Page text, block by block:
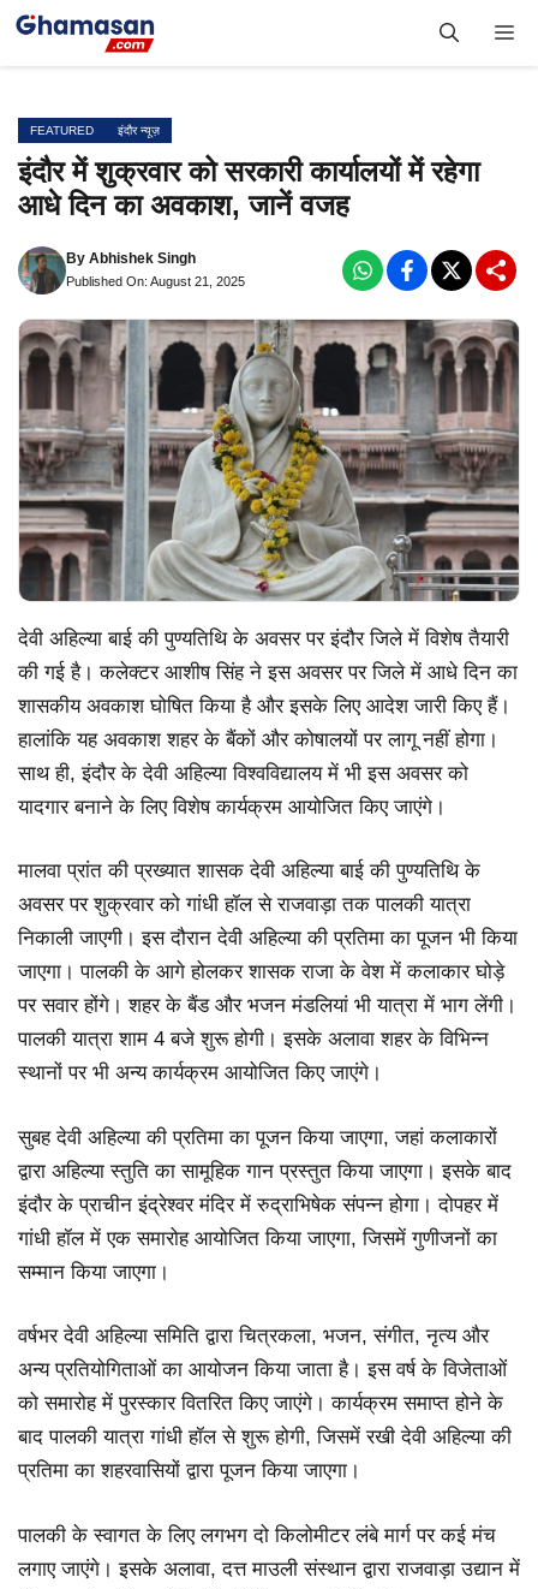
Skip
FEATURED इंदौर न्यूज़
इंदौर में शुक्रवार को सरकारी कार्यालयों में रहेगा
आधे दिन का अवकाश, जानें वजह
By Abhishek Singh
Published On: August 21, 2025
देवी अहिल्या बाई की पुण्यतिथि के अवसर पर इंदौर जिले में विशेष तैयारी
की गई है। कलेक्टर आशीष सिंह ने इस अवसर पर जिले में आधे दिन का
शासकीय अवकाश घोषित किया है और इसके लिए आदेश जारी किए हैं।
हालांकि यह अवकाश शहर के बैंकों और कोषालयों पर लागू नहीं होगा।
साथ ही, इंदौर के देवी अहिल्या विश्वविद्यालय में भी इस अवसर को
यादगार बनाने के लिए विशेष कार्यक्रम आयोजित किए जाएंगे।
मालवा प्रांत की प्रख्यात शासक देवी अहिल्या बाई की पुण्यतिथि के
अवसर पर शुक्रवार को गांधी हॉल से राजवाड़ा तक पालकी यात्रा
निकाली जाएगी। इस दौरान देवी अहिल्या की प्रतिमा का पूजन भी किया
जाएगा। पालकी के आगे होलकर शासक राजा के वेश में कलाकार घोड़े
पर सवार होंगे। शहर के बैंड और भजन मंडलियां भी यात्रा में भाग लेंगी।
पालकी यात्रा शाम 4 बजे शुरू होगी। इसके अलावा शहर के विभिन्न
स्थानों पर भी अन्य कार्यक्रम आयोजित किए जाएंगे।
सुबह देवी अहिल्या की प्रतिमा का पूजन किया जाएगा, जहां कलाकारों
द्वारा अहिल्या स्तुति का सामूहिक गान प्रस्तुत किया जाएगा। इसके बाद
इंदौर के प्राचीन इंद्रेश्वर मंदिर में रुद्राभिषेक संपन्न होगा। दोपहर में
गांधी हॉल में एक समारोह आयोजित किया जाएगा, जिसमें गुणीजनों का
सम्मान किया जाएगा।
वर्षभर देवी अहिल्या समिति द्वारा चित्रकला, भजन, संगीत, नृत्य और
अन्य प्रतियोगिताओं का आयोजन किया जाता है। इस वर्ष के विजेताओं
को समारोह में पुरस्कार वितरित किए जाएंगे। कार्यक्रम समाप्त होने के
बाद पालकी यात्रा गांधी हॉल से शुरू होगी, जिसमें रखी देवी अहिल्या की
प्रतिमा का शहरवासियों द्वारा पूजन किया जाएगा।
पालकी के स्वागत के लिए लगभग दो किलोमीटर लंबे मार्ग पर कई मंच
लगाए जाएंगे। इसके अलावा, दत्त माउली संस्थान द्वारा राजवाड़ा उद्यान में